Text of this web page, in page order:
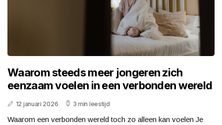
Waarom steeds meer jongeren zich
eenzaam voelen in een verbonden wereld
12 januari 2026 3 min leestijd
Waarom een verbonden wereld toch zo alleen kan voelen Je